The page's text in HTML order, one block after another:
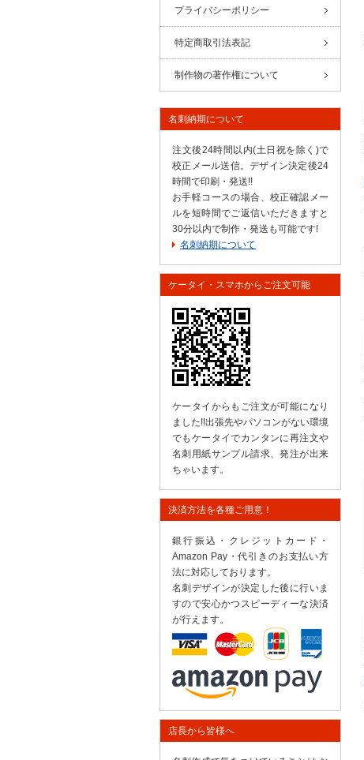
プライバシーポリシー
特定商取引法表記
制作物の著作権について
名刺納期について
注文後24時間以内(土日祝を除く)で
校正メール送信。デザイン決定後24
時間で印刷・発送!!
お手軽コースの場合、校正確認メー
ルを短時間でご返信いただきますと
30分以内で制作・発送も可能です!
名刺納期について
ケータイ・スマホからご注文可能
ケータイからもご注文が可能になり
ました!!出張先やパソコンがない環境
でもケータイでカンタンに再注文や
名刺用紙サンプル請求、発注が出来
ちゃいます。
決済方法を各種ご用意！
銀行振込・クレジットカード・
Amazon Pay・代引きのお支払い方
法に対応しております。
名刺デザインが決定した後に行いま
すので安心かつスピーディーな決済
が行えます。
店長から皆様へ